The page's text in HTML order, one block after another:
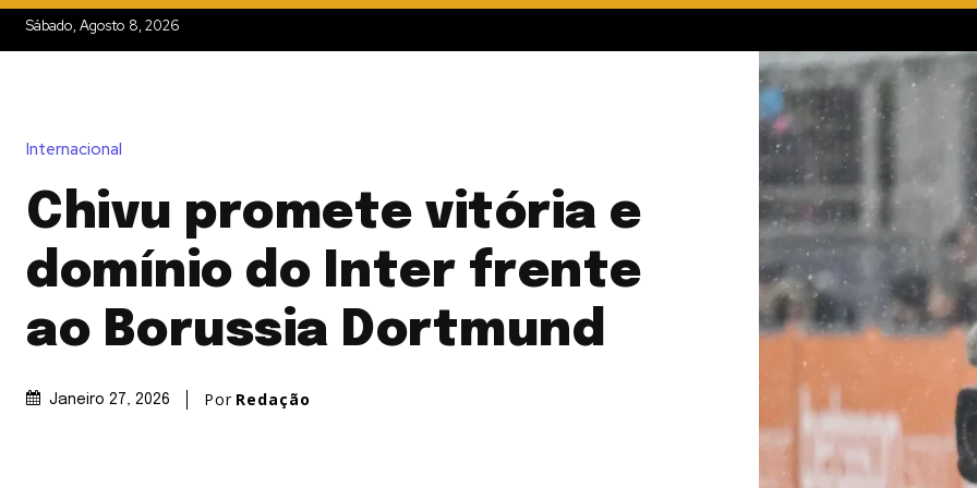
Sábado, Agosto 8, 2026
Internacional
Chivu promete vitória e
domínio do Inter frente
ao Borussia Dortmund
Janeiro 27, 2026 Por Redação